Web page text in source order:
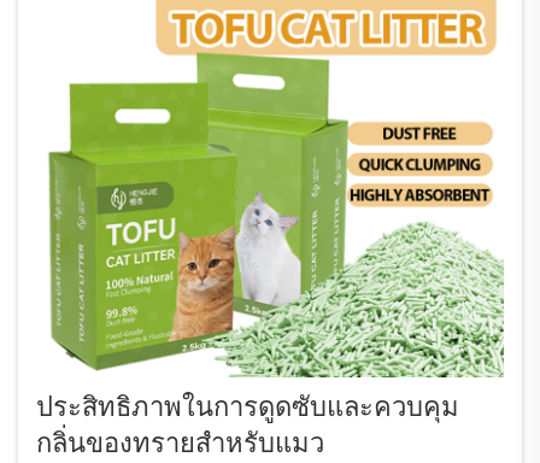
ประสิทธิภาพในการดูดซับและควบคุม
กลิ่นของทรายสำหรับแมว